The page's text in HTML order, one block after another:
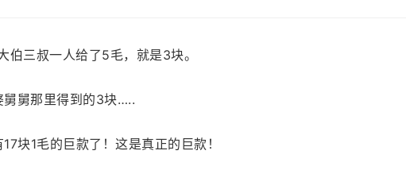
伯三叔一人给了5毛，就是3块。
舅舅那里得到的3块…..
块1毛的巨款了！这是真正的巨款！